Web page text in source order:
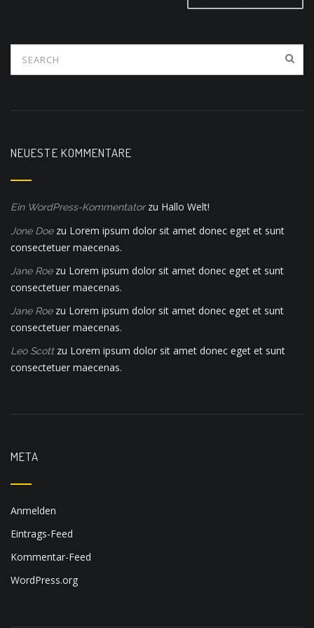
NEUESTE KOMMENTARE
Ein WordPress-Kommentatorzu Hallo Welt!
Jone Doezu Lorem ipsum dolor sit amet donec eget et sunt
consectetuer maecenas.
Jane Roezu Lorem ipsum dolor sit amet donec eget et sunt
consectetuer maecenas.
Jane Roezu Lorem ipsum dolor sit amet donec eget et sunt
consectetuer maecenas.
Leo Scottzu Lorem ipsum dolor sit amet donec eget et sunt
consectetuer maecenas.
META
Anmelden
Eintrags-Feed
Kommentar-Feed
WordPress.org